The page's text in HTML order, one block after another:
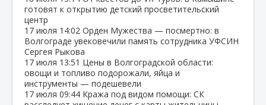
готовят к открытию детский просветительский
центр
17 июля 14:02 Орден Мужества — посмертно: в
Волгограде увековечили память сотрудника УФСИН
Сергея Рыкова
17 июля 13:51 Цены в Волгоградской области:
овощи и топливо подорожали, яйца и
инструменты — подешевели
17 июля 09:44 Кража под видом помощи: СК